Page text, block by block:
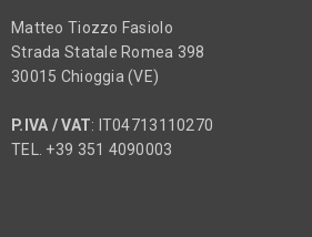
Matteo Tiozzo Fasiolo
Strada Statale Romea 398
30015 Chioggia (VE)
P.IVA / VAT: IT04713110270
TEL. +39 351 4090003